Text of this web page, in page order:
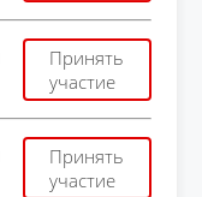
Принять
участие
Принять
участие